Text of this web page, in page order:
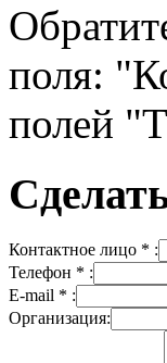
поля:
полей
Контактное лицо * :
Телефон * :
E-mail * :
Организация: